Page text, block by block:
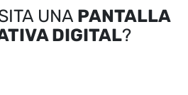
UNA PANTALLA
DIGITAL?